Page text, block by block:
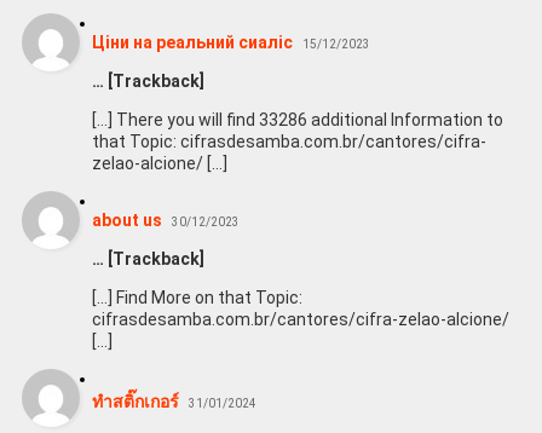
Ціни на реальний сиаліс 15/12/2023
… [Trackback]
[…] There you will find 33286 additional Information to
that Topic: cifrasdesamba.com.br/cantores/cifra-
zelao-alcione/ […]
about us 30/12/2023
… [Trackback]
[…] Find More on that Topic:
cifrasdesamba.com.br/cantores/cifra-zelao-alcione/
[…]
ทำสติ๊กเกอร์ 31/01/2024